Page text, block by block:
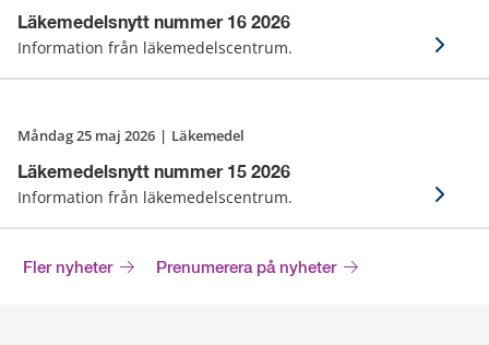
Läkemedelsnytt nummer 16 2026
Information från läkemedelscentrum.
måndag 25 maj 2026 | Läkemedel
Läkemedelsnytt nummer 15 2026
Information från läkemedelscentrum.
Fler nyheter Prenumerera på nyheter